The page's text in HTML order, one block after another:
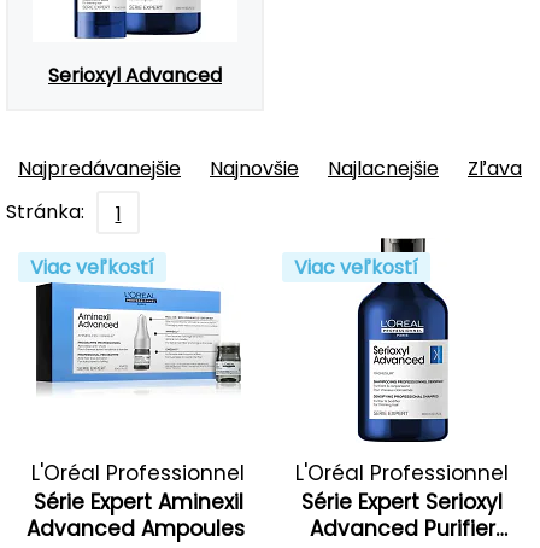
Serioxyl Advanced
Najpredávanejšie Najnovšie Najlacnejšie
Zľava
Stránka:
1
Viac veľkostí
L'Oréal Professionnel
Série Expert Aminexil
Advanced Ampoules
Viac veľkostí
L'Oréal Professionnel
Série Expert Serioxyl
Advanced Purifier